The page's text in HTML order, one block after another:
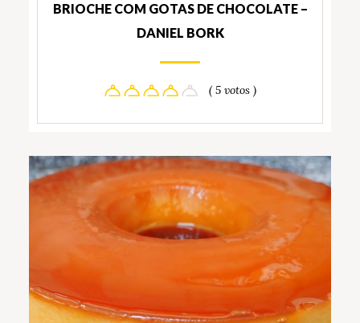
BRIOCHE COM GOTAS DE CHOCOLATE –
DANIEL BORK
( 5 votos )